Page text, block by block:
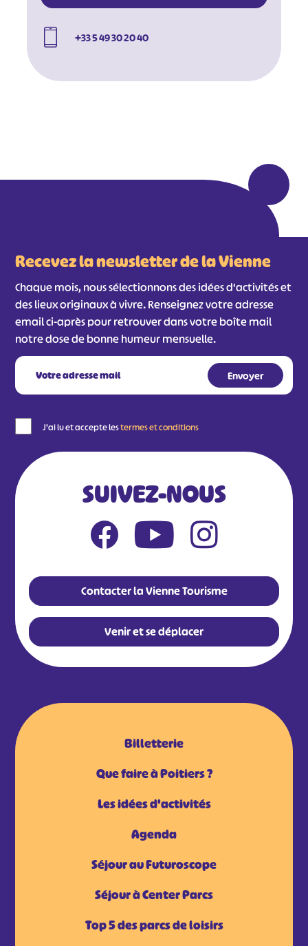
+33 5 49 30 20 40
Recevez la newsletter de la Vienne
Chaque mois, nous sélectionnons des idées d'activités et
des lieux originaux à vivre. Renseignez votre adresse
email ci-après pour retrouver dans votre boîte mail
notre dose de bonne humeur mensuelle.
J'ai lu et accepte lestermes et conditions
SUIVEZ-NOUS
Contacter la Vienne Tourisme
Venir et se déplacer
Billetterie
Que faire à Poitiers ?
Les idées d'activités
Agenda
Séjour au Futuroscope
Séjour à Center Parcs
Top 5 des parcs de loisirs